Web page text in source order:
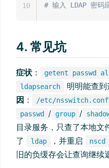
# 输入 LDAP 密码
10
4. 常见坑
症状 ： getent passwd
ldapsearch 明明能查到
因 ： /etc/nsswitch.conf
passwd / group /
目录服务，只查了本地文
了
ldap ，并重启 nscd
旧的负缓存会让查询继续